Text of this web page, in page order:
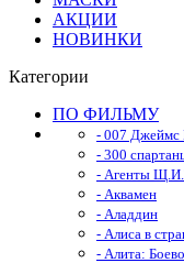
АКЦИИ
НОВИНКИ
Категории
ПО ФИЛЬМУ
- 007 Джеймс
- 300
- Агенты
- Аквамен
- Аладдин
- Алиса в
- Алита: